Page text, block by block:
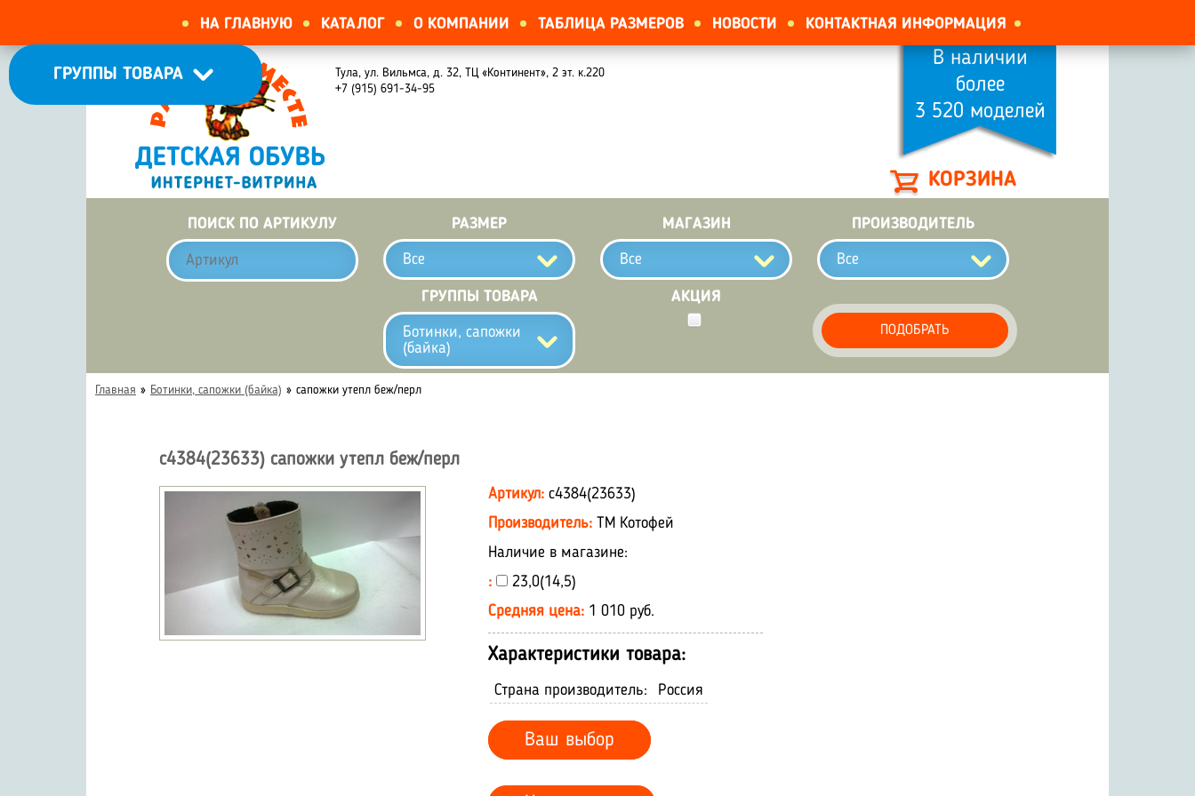
НА ГЛАВНУЮ КАТАЛОГ О КОМПАНИИ ТАБЛИЦА РАЗМЕРОВ НОВОСТИ КОНТАКТНАЯ ИНФОРМАЦИЯ
КОРЗИНА
В наличии
более
3 520 моделей
Тула, ул. Вильмса, д. 32, ТЦ «Континент», 2 эт. к.220
+7 (915) 691-34-95
ГРУППЫ ТОВАРА
ПОИСК ПО АРТИКУЛУ РАЗМЕР
Все
МАГАЗИН
Все
ПРОИЗВОДИТЕЛЬ
Все
ГРУППЫ ТОВАРА
Ботинки, сапожки
(байка)
АКЦИЯ
ПОДОБРАТЬ
Главная » Ботинки, сапожки (байка) » сапожки утепл беж/перл
с4384(23633) сапожки утепл беж/перл
Артикул: с4384(23633)
Производитель: ТМ Котофей
Наличие в магазине:
:
23,0(14,5)
Средняя цена: 1 010 руб.
Характеристики товара:
Страна производитель: Россия
Ваш выбор